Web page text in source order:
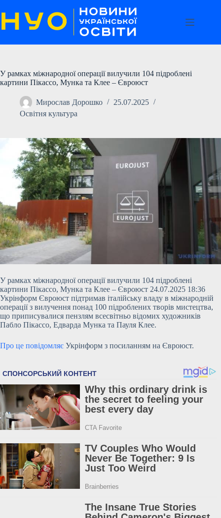
до
вмісту
У рамках міжнародної операції вилучили 104 підроблені
картини Пікассо, Мунка та Клее – Євроюст
Мирослав Дорошко
25.07.2025
Освітня культура
У рамках міжнародної операції вилучили 104 підроблені
картини Пікассо, Мунка та Клее – Євроюст 24.07.2025 18:36
Укрінформ Євроюст підтримав італійську владу в міжнародній
операції з вилучення понад 100 підроблених творів мистецтва,
що приписувалися пензлям всесвітньо відомих художників
Пабло Пікассо, Едварда Мунка та Пауля Клее.
Про це повідомляє Укрінформ з посиланням на Євроюст.